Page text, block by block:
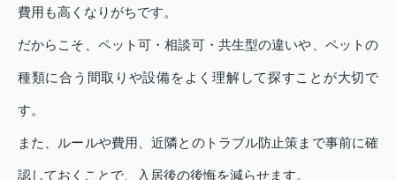
費用も高くなりがちです。
だからこそ、ペット可・相談可・共生型の違いや、ペットの
種類に合う間取りや設備をよく理解して探すことが大切で
す。
また、ルールや費用、近隣とのトラブル防止策まで事前に確
認しておくことで、入居後の後悔を減らせます。